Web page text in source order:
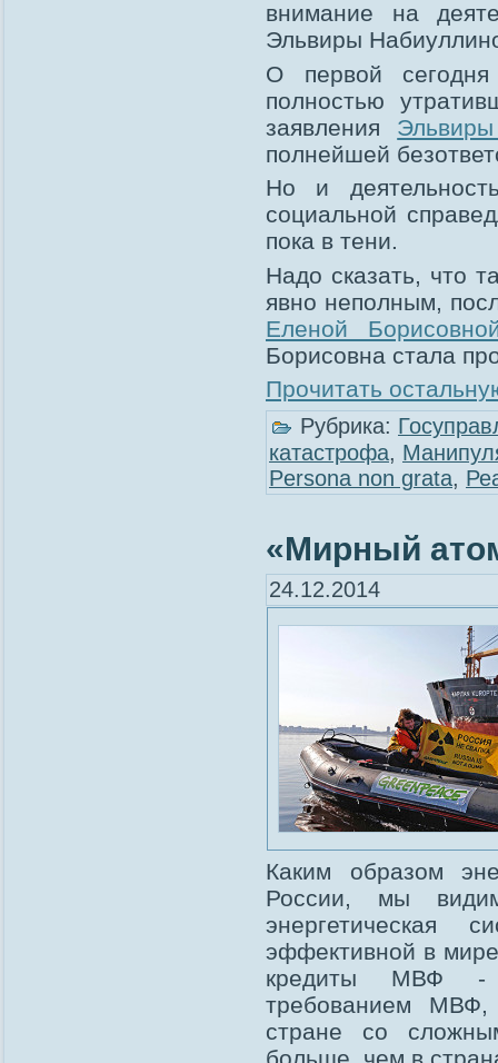
внимание на
Эльвиры
О первой
полностью
заявления
полнейшей
Но и
социальной
пока в тени.
Надо сказать, что
явно неполным,
Еленой
Борисовна стала
Прочитать
Рубрика:
катастрофа,
Рersona non grata,
«Мирный
24.12.2014
Каким образом
России, мы
энергетическая
эффективной в
кредиты МВФ -
требованием МВФ,
стране со
больше, чем в